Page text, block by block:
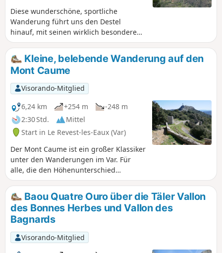
teilweise über den Nordhang auf der
Seite von Le Broussan. Außerdem haben
wir uns entschieden, den Pas de la
Cavale als Aufstieg zu nehmen und ihn
zum Startpunkt unserer Tour zu
machen.
Diese wunderschöne, sportliche
Wanderung führt uns den Destel
hinauf, mit seinen wirklich besonderen
Strudeltöpfen. Die Wanderung wird
aufgrund der Passage durch die
Schluchten von (6) bis (2) (a) als sehr
schwierig eingestuft. Achtung! Die von
der Software berechnete Dauer scheint
stark unterschätzt zu sein (siehe
Bewertungen am Ende dieses
Datenblatts).
Kleine, belebende Wanderung auf den
Mont Caume
Visorando-Mitglied
6,24 km
+254 m
-248 m
2:30 Std.
Mittel
Start in Le Revest-les-Eaux (Var)
Der Mont Caume ist ein großer Klassiker
unter den Wanderungen im Var. Für
alle, die den Höhenunterschied
verringern und den Aufstieg über den
Wanderweg vom Col du Corps de Garde
vermeiden möchten, veröffentlichen wir
diese etwas kürzere Route mit einem
sanften Aufstieg über die Straße und
einem Abstieg über einen schönen
Wanderweg. Das Wichtigste ist, Spaß zu
Baou Quatre Ouro über die Täler Vallon
des Bonnes Herbes und Vallon des
Bagnards
Visorando-Mitglied